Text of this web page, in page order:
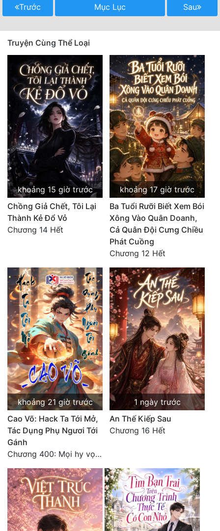
Trước Mục Lục Sau
Truyện Cùng Thể Loại
khoảng 15 giờ trước
Chồng Giả Chết, Tôi Lại
Thành Kẻ Đổ Vỏ
Chương 14 Hết
khoảng 17 giờ trước
Ba Tuổi Rưỡi Biết Xem Bói
Xông Vào Quân Doanh,
Cả Quân Đội Cưng Chiều
Phát Cuồng
Chương 12 Hết
khoảng 21 giờ trước
Cao Võ: Hack Ta Tới Mở,
Tác Dụng Phụ Ngươi Tới
Gánh
Chương 400: Mọi hy vọng đặt trên Tô Mặc!
1 ngày trước
An Thế Kiếp Sau
Chương 16 Hết